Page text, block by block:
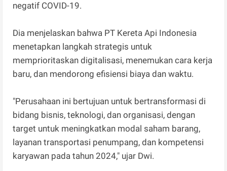
negatif COVID-19.
Dia menjelaskan bahwa PT Kereta Api Indonesia
menetapkan langkah strategis untuk
memprioritaskan digitalisasi, menemukan cara kerja
baru, dan mendorong efisiensi biaya dan waktu.
"Perusahaan ini bertujuan untuk bertransformasi di
bidang bisnis, teknologi, dan organisasi, dengan
target untuk meningkatkan modal saham barang,
layanan transportasi penumpang, dan kompetensi
karyawan pada tahun 2024," ujar Dwi.